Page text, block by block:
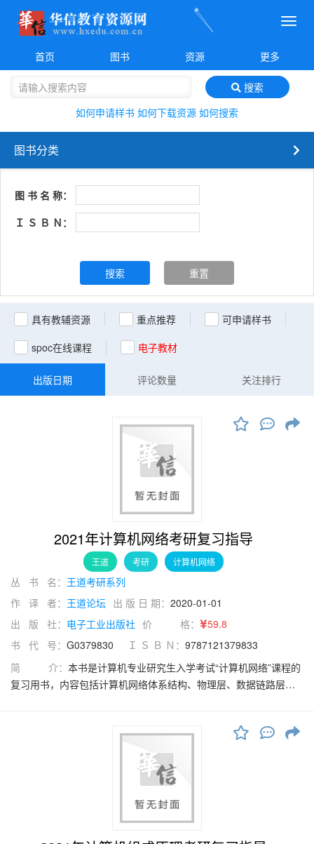
菜
首页
图书 资源 更多
搜索
如何申请样书 如何下载资源 如何搜索
图书分类
图 书 名 称：
Ｉ Ｓ Ｂ Ｎ：
搜索 重置
具有教辅资源 重点推荐
可申请样书
spoc在线课程
电子教材
关注排行
评论数量
出版日期
2021年计算机网络考研复习指导
王道 考研 计算机网络
丛 书 名： 王道考研系列
作 译 者： 王道论坛 出 版 日 期： 2020-01-01
出 版 社： 电子工业出版社 价 格：
59.8
书 代 号： G0379830 Ｉ Ｓ Ｂ Ｎ： 9787121379833
简 介： 本书是计算机专业研究生入学考试“计算机网络”课程的
复习用书，内容包括计算机网络体系结构、物理层、数据链路层、
内容精炼、重点突出、深入浅出。本书精选各名校的历年考研真
题，并给出详细的解题思路，力求实现讲练结合、灵活掌握、举一
反三的功效。通过本书“书本＋在线”的学习方式和网上答疑方式，读
者在使用本书时遇到的任何疑难点，都可以在王道论坛发帖与“道友”
互动。本书可作为考生参加计算机专业研究生入学考试的备考复习
用书，也可作为计算机专业的学生学习计算机网络课程的辅导用